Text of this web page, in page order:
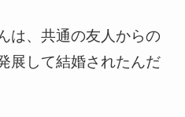
は、共通の友人からの
展して結婚されたんだ